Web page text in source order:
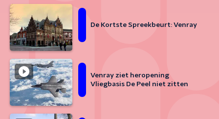
De Kortste Spreekbeurt: Venray
Venray ziet heropening
Vliegbasis De Peel niet zitten